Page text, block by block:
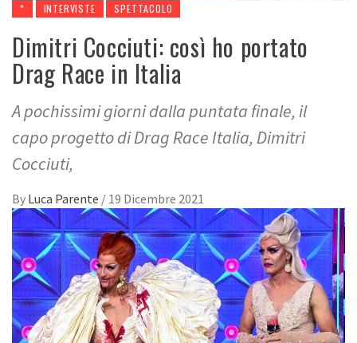
* INTERVISTE SPETTACOLO
Dimitri Cocciuti: così ho portato
Drag Race in Italia
A pochissimi giorni dalla puntata finale, il
capo progetto di Drag Race Italia, Dimitri
Cocciuti,
By Luca Parente / 19 Dicembre 2021